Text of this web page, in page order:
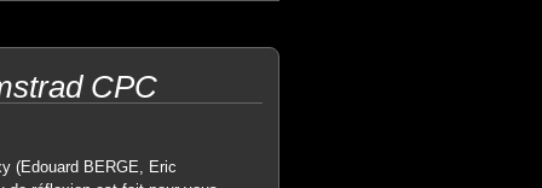
CPC
(Edouard BERGE, Eric